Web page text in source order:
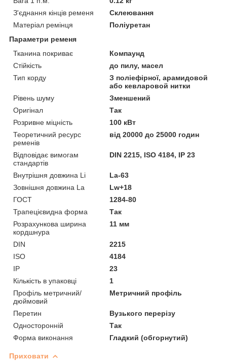
З'єднання кінців ременя
Склеювання
Матеріал ремінця
Поліуретан
Параметри ременя
Тканина покриває
Компаунд
Стійкість
до пилу, масел
Тип корду
З поліефірної, арамидовой
або кевларовой нитки
Рівень шуму
Зменшений
Оригінал
Так
Розривне міцність
100 кВт
Теоретичний ресурс
ременів
від 20000 до 25000 годин
Відповідає вимогам
стандартів
DIN 2215, ISO 4184, IP 23
Внутрішня довжина Li
La-63
Зовнішня довжина La
Lw+18
ГОСТ
1284-80
Трапецієвидна форма
Так
Розрахункова ширина
кордшнура
11 мм
DIN
2215
ISO
4184
IP
23
Кількість в упаковці
1
Профіль метричний/
дюймовий
Метричний профіль
Перетин
Вузького перерізу
Односторонній
Так
Форма виконання
Гладкий (обгорнутий)
Приховати